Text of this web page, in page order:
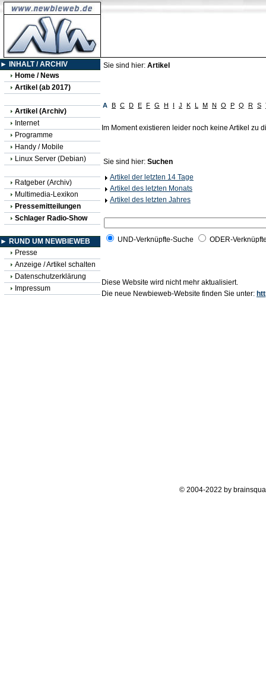
► INHALT / ARCHIV
Home / News
Artikel (ab 2017)
Artikel (Archiv)
Internet
Programme
Handy / Mobile
Linux Server (Debian)
Ratgeber (Archiv)
Multimedia-Lexikon
Pressemitteilungen
Schlager Radio-Show
► RUND UM NEWBIEWEB
Presse
Anzeige / Artikel schalten
Datenschutzerklärung
Impressum
Sie sind hier: Artikel
A B C D E F G H I J K L M N O P Q R S
Im Moment existieren leider noch keine Artikel zu
Sie sind hier: Suchen
Artikel der letzten 14 Tage
Artikel des letzten Monats
Artikel des letzten Jahres
UND-Verknüpfte-Suche ODER-
Diese Website wird nicht mehr aktualisiert.
Die neue Newbieweb-Website finden Sie unter:
© 2004-2022 by